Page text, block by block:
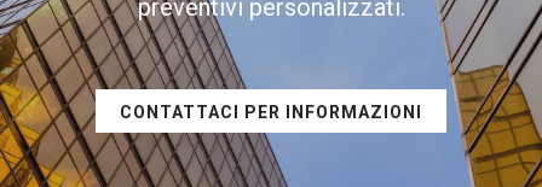
preventivi personalizzati.
CONTATTACI PER INFORMAZIONI